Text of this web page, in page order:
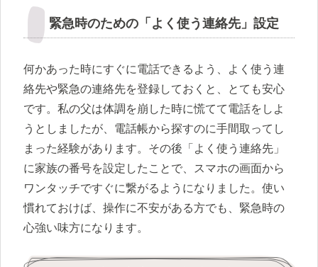
緊急時のための「よく使う連絡先」設定
何かあった時にすぐに電話できるよう、よく使う連
絡先や緊急の連絡先を登録しておくと、とても安心
です。私の父は体調を崩した時に慌てて電話をしよ
うとしましたが、電話帳から探すのに手間取ってし
まった経験があります。その後「よく使う連絡先」
に家族の番号を設定したことで、スマホの画面から
ワンタッチですぐに繋がるようになりました。使い
慣れておけば、操作に不安がある方でも、緊急時の
心強い味方になります。